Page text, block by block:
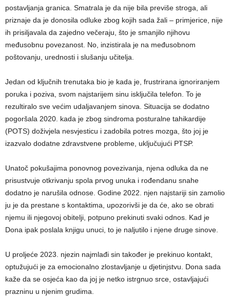
postavljanja granica. Smatrala je da nije bila previše stroga, ali
priznaje da je donosila odluke zbog kojih sada žali – primjerice, nije
ih prisiljavala da zajedno večeraju, što je smanjilo njihovu
međusobnu povezanost. No, inzistirala je na međusobnom
poštovanju, urednosti i slušanju učitelja.
Jedan od ključnih trenutaka bio je kada je, frustrirana ignoriranjem
poruka i poziva, svom najstarijem sinu isključila telefon. To je
rezultiralo sve većim udaljavanjem sinova. Situacija se dodatno
pogoršala 2020. kada je zbog sindroma posturalne tahikardije
(POTS) doživjela nesvjesticu i zadobila potres mozga, što joj je
izazvalo dodatne zdravstvene probleme, uključujući PTSP.
Unatoč pokušajima ponovnog povezivanja, njena odluka da ne
prisustvuje otkrivanju spola prvog unuka i rođendanu snahe
dodatno je narušila odnose. Godine 2022. njen najstariji sin zamolio
ju je da prestane s kontaktima, upozorivši je da će, ako se obrati
njemu ili njegovoj obitelji, potpuno prekinuti svaki odnos. Kad je
Dona ipak poslala knjigu unuci, to je naljutilo i njene druge sinove.
U proljeće 2023. njezin najmlađi sin također je prekinuo kontakt,
optužujući je za emocionalno zlostavljanje u djetinjstvu. Dona sada
kaže da se osjeća kao da joj je netko istrgnuo srce, ostavljajući
prazninu u njenim grudima.